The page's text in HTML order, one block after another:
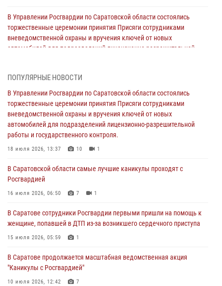
В Управлении Росгвардии по Саратовской области состоялись
торжественные церемонии принятия Присяги сотрудниками
вневедомственной охраны и вручения ключей от новых
автомобилей для подразделений лицензионно-разрешительной
В Саратовской области самые лучшие каникулы проходят с
Росгвардией
16 июля 2026, 06:50 7 1
В Саратове сотрудники Росгвардии первыми пришли на помощь к
женщине, попавшей в ДТП из-за возникшего сердечного приступа
В Саратове продолжается масштабная ведомственная акция
"Каникулы с Росгвардией"
В Саратовской области при содействии спецназа Росгвардии
задержан подозреваемый в незаконном обороте наркотиков
В Саратове для семей военнослужащих и сотрудников Росгвардии
состоялся большой семейный праздник
ПОПУЛЯРНЫЕ НОВОСТИ
В Управлении Росгвардии по Саратовской области состоялись
торжественные церемонии принятия Присяги сотрудниками
вневедомственной охраны и вручения ключей от новых
автомобилей для подразделений лицензионно-разрешительной
работы и государственного контроля.
18 июля 2026, 13:37 10 1
В Саратовской области самые лучшие каникулы проходят с
Росгвардией
16 июля 2026, 06:50 7 1
В Саратове сотрудники Росгвардии первыми пришли на помощь к
женщине, попавшей в ДТП из-за возникшего сердечного приступа
15 июля 2026, 05:59 1
В Саратове продолжается масштабная ведомственная акция
"Каникулы с Росгвардией"
10 июля 2026, 12:42 7